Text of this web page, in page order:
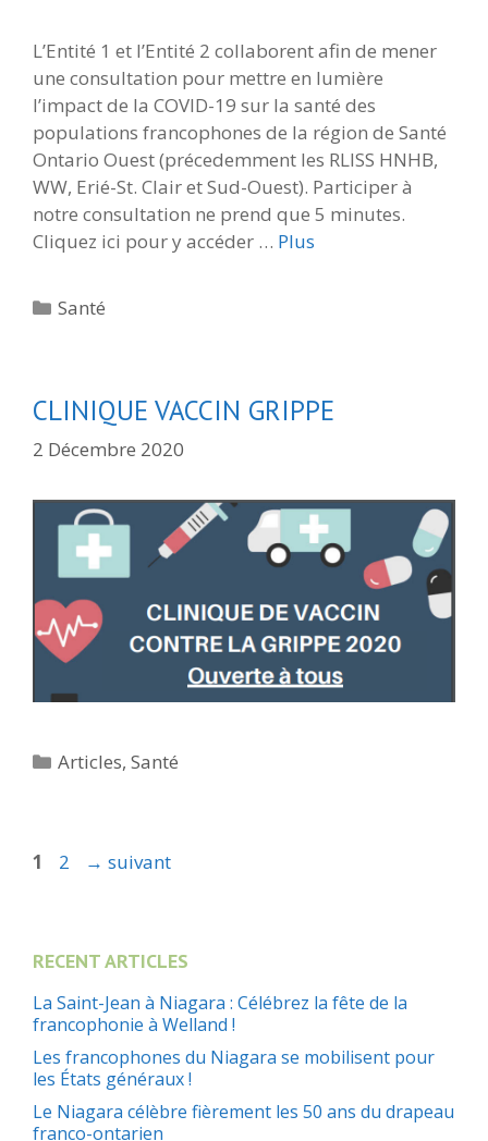
L’Entité 1 et l’Entité 2 collaborent afin de mener
une consultation pour mettre en lumière
l’impact de la COVID-19 sur la santé des
populations francophones de la région de Santé
Ontario Ouest (précedemment les RLISS HNHB,
WW, Erié-St. Clair et Sud-Ouest). Participer à
notre consultation ne prend que 5 minutes.
Cliquez ici pour y accéder … Plus
Catégories
Santé
CLINIQUE VACCIN GRIPPE
2 Décembre 2020
Catégories
Articles,Santé
Page
1 Page
2 → suivant
RECENT ARTICLES
La Saint-Jean à Niagara : Célébrez la fête de la
francophonie à Welland !
Les francophones du Niagara se mobilisent pour
les États généraux !
Le Niagara célèbre fièrement les 50 ans du drapeau
franco-ontarien